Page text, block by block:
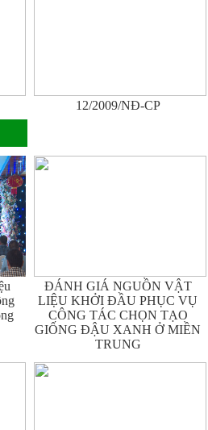
12/2009/NĐ-CP
ĐÁNH GIÁ NGUỒN VẬT
LIỆU KHỞI ĐẦU PHỤC VỤ
CÔNG TÁC CHỌN TẠO
GIỐNG ĐẬU XANH Ở MIỀN
TRUNG